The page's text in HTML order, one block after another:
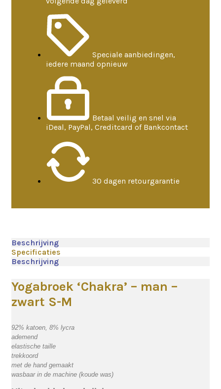
Speciale aanbiedingen,
iedere maand opnieuw
Betaal veilig en snel via
iDeal, PayPal, Creditcard of Bankcontact
30 dagen retourgarantie
Beschrijving
Specificaties
Beschrijving
Yogabroek ‘Chakra’ – man –
zwart S-M
92% katoen, 8% lycra
ademend
elastische taille
trekkoord
met de hand gemaakt
wasbaar in de machine (koude was)